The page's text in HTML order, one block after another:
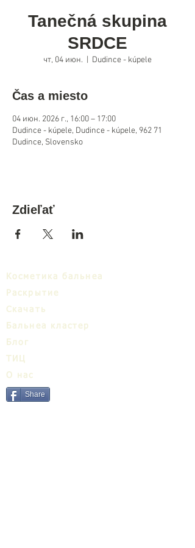
Tanečná skupina
SRDCE
чт, 04 июн. Dudince - kúpele
Čas a miesto
04 июн. 2026 г., 16:00 – 17:00
Dudince - kúpele, Dudince - kúpele, 962 71
Dudince, Slovensko
Zdieľať
Косметика бальнеа
Раскрытие
Cкачать
Бальнеa кластер
Блог
ТИЦ
О нас
Share